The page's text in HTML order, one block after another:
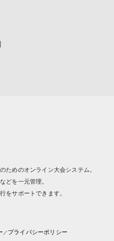
ためのオンライン大会システム。
どを一元管理。
をサポートできます。
／プライバシーポリシー